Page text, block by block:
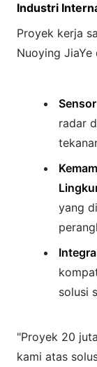
Industri
Proyek kerja
Nuoying JiaYe
radar
yang
solusi
"Proyek 20
kami atas